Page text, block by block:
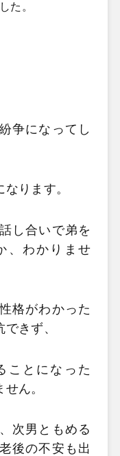
た。
争になってし
ります。
し合いで弟を
、わかりませ
格がわかった
きず、
ことになった
ん。
次男ともめる
後の不安も出